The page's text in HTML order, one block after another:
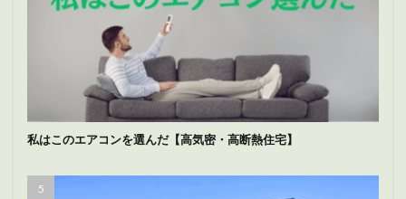
私はこのエアコンを選んだ【高気密・高断熱住宅】